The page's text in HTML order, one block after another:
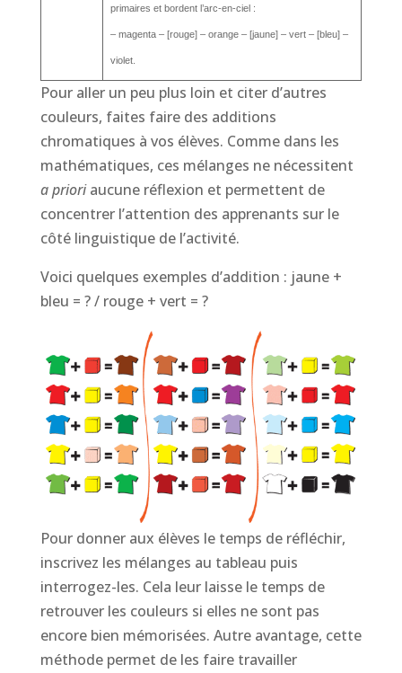
primaires et bordent l’arc-en-ciel :
– magenta – [rouge] – orange – [jaune] – vert – [bleu] –
violet.
Pour aller un peu plus loin et citer d’autres
couleurs, faites faire des additions
chromatiques à vos élèves. Comme dans les
mathématiques, ces mélanges ne nécessitent
a prioriaucune réflexion et permettent de
concentrer l’attention des apprenants sur le
côté linguistique de l’activité.
Voici quelques exemples d’addition : jaune +
bleu = ? / rouge + vert = ?
Pour donner aux élèves le temps de réfléchir,
inscrivez les mélanges au tableau puis
interrogez-les. Cela leur laisse le temps de
retrouver les couleurs si elles ne sont pas
encore bien mémorisées. Autre avantage, cette
méthode permet de les faire travailler